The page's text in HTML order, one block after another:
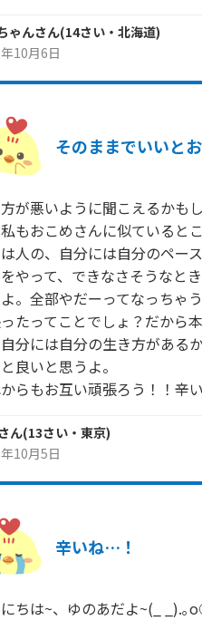
ゃんさん(14さい・ 北海道)
10月6日
そのままでいいと
が悪いように聞こえるかも
もおこめさんに似ていると
人の、自分には自分のペー
やって、できなさそうなと
。全部やだーってなっちゃ
たってことでしょ？だから
分には自分の生き方がある
良いと思うよ。
らもお互い頑張ろう！！辛
ん(13さい・ 東京)
10月5日
辛いね…！
ちは~、ゆのあだよ~(_ _).｡